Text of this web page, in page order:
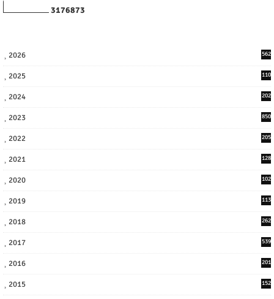
3176873
2026 562
2025
110
2024
202
2023 850
2022
205
2021
128
2020
102
2019
113
2018
262
2017
539
2016
201
2015 152